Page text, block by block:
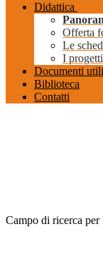
Didattica
Offerta
Le
I
Documenti utili
Biblioteca
Contatti
Campo di ricerca per